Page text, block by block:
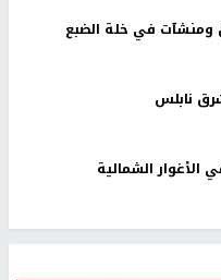
بإخلاء 4 مساكن ومنشآت في خلة الضبع
نابلس
الشمالية